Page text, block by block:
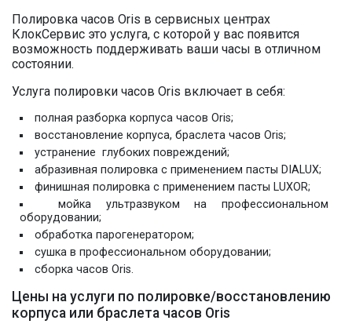
Полировка часов Oris в сервисных центрах
КлокСервис это услуга, с которой у вас появится
возможность поддерживать ваши часы в отличном
состоянии.
Услуга полировки часов Oris включает в себя:
полная разборка корпуса часов Oris;
восстановление корпуса, браслета часов Oris;
устранение глубоких повреждений;
абразивная полировка с применением пасты DIALUX;
финишная полировка с применением пасты LUXOR;
мойка ультразвуком на профессиональном
оборудовании;
обработка парогенератором;
сушка в профессиональном оборудовании;
сборка часов Oris.
Цены на услуги по полировке/восстановлению
корпуса или браслета часов Oris